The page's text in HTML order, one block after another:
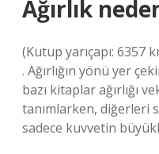
Ağırlık
(Kutup yarıçapı: 6357
. Ağırlığın yönü yer
bazı kitaplar ağırlığı
tanımlarken, diğerleri
sadece kuvvetin